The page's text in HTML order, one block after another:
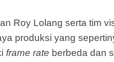
Roy Lolang serta tim
produksi yang
frame rate berbeda dan